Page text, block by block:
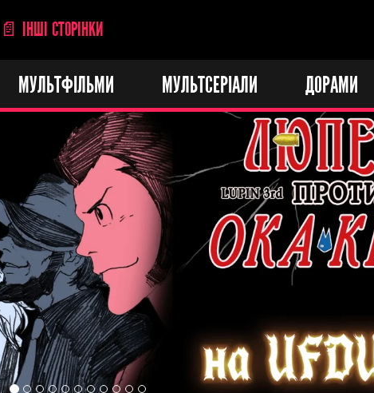
📄 ІНШІ СТОРІНКИ
МУЛЬТФІЛЬМИ МУЛЬТСЕРІАЛИ ДОРАМИ